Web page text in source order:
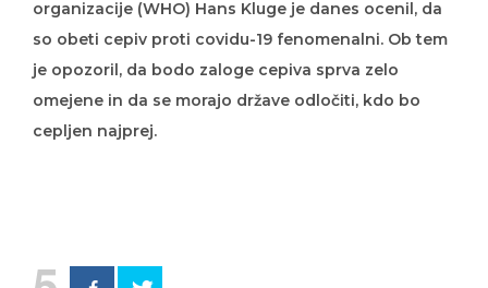
organizacije (WHO) Hans Kluge je danes ocenil, da
so obeti cepiv proti covidu-19 fenomenalni. Ob tem
je opozoril, da bodo zaloge cepiva sprva zelo
omejene in da se morajo države odločiti, kdo bo
cepljen najprej.